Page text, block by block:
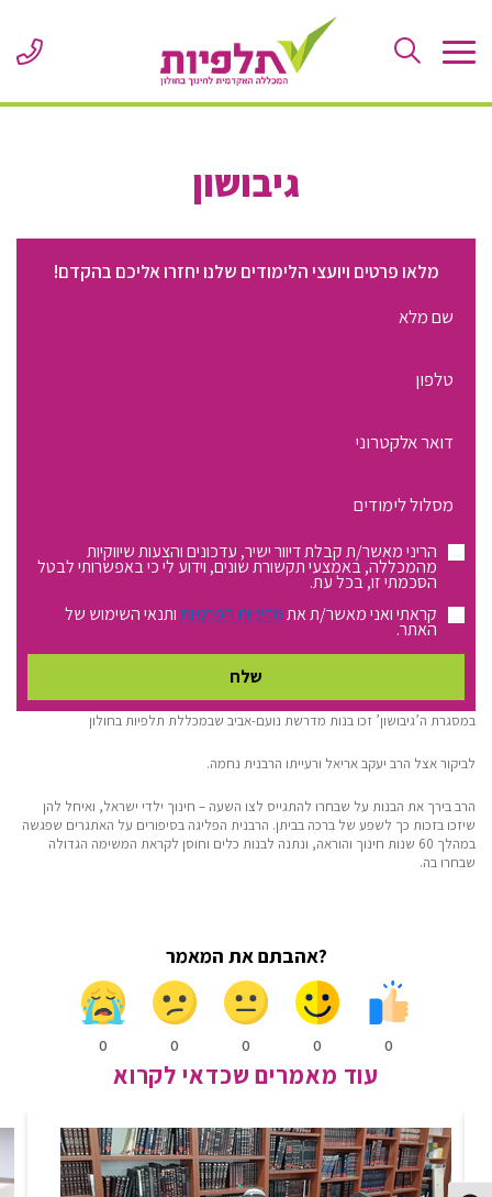
Content
גיבושון
מלאו פרטים ויועצי הלימודים שלנו יחזרו אליכם בהקדם!
מלא
טלפון
דוא"ל
מסלול
לימודים:
הריני מאשר/ת קבלת דיוור ישיר, עדכונים והצעות שיווקיות
מהמכללה, באמצעי תקשורת שונים, וידוע לי כי באפשרותי לבטל
הסכמתי זו, בכל עת.
קראתי ואני מאשר/ת אתמדיניות הפרטיותותנאי השימוש של
האתר.
במסגרת ה’גיבושון’ זכו בנות מדרשת נועם-אביב שבמכללת תלפיות בחולון
לביקור אצל הרב יעקב אריאל ורעייתו הרבנית נחמה.
הרב בירך את הבנות על שבחרו להתגייס לצו השעה – חינוך ילדי ישראל, ואיחל להן
שיזכו בזכות כך לשפע של ברכה בביתן. הרבנית הפליגה בסיפורים על האתגרים שפגשה
במהלך 60 שנות חינוך והוראה, ונתנה לבנות כלים וחוסן לקראת המשימה הגדולה
שבחרו בה.
?אהבתם את המאמר
0
0
0
0
0
עוד מאמרים שכדאי לקרוא